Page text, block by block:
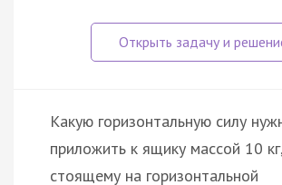
Какую горизонтальную силу
приложить к ящику массой 10 кг,
стоящему на горизонтальной